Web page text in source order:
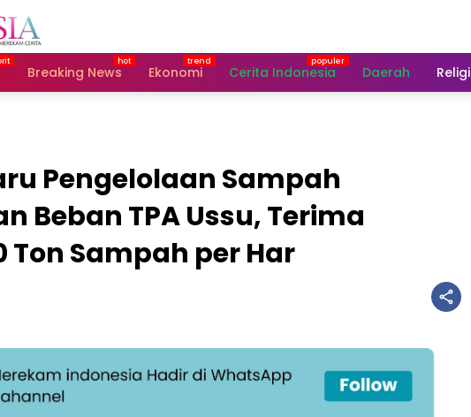
Breaking News Ekonomi Cerita Indonesia Daerah Religi
Pengelolaan Sampah
Beban TPA Ussu, Terima
Ton Sampah per Har